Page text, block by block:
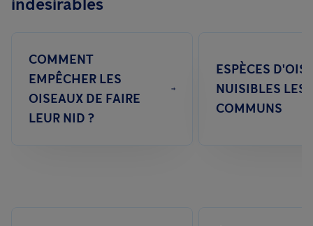
tout au long de l'année dans les zones urbaines où les sources
COMMENT
EMPÊCHER LES
OISEAUX DE FAIRE
LEUR NID ?
ESPÈCES
NUISIBLES LES
COMMUNS